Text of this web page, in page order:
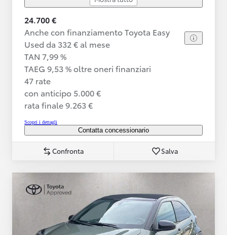
24.700 €
Anche con finanziamento Toyota Easy
Used da 332 € al mese
TAN 7,99 %
TAEG 9,53 % oltre oneri finanziari
47 rate
con anticipo 5.000 €
rata finale 9.263 €
Scopri i dettagli
Contatta concessionario
Confronta Salva